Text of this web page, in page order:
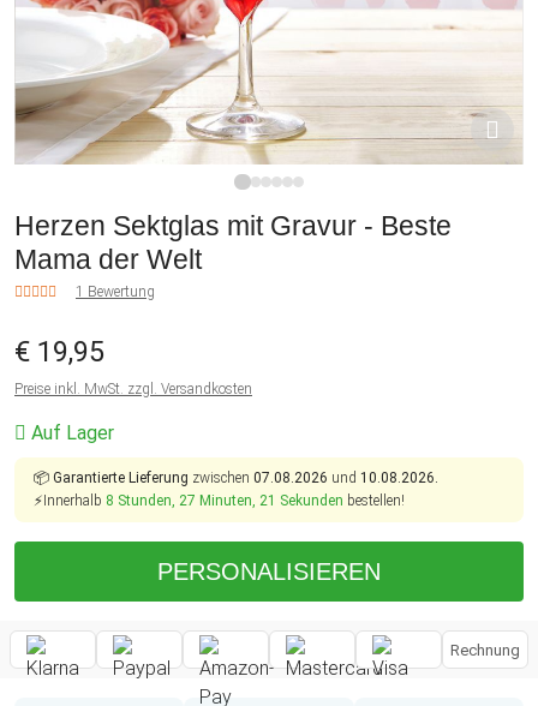
Herzen Sektglas mit Gravur - Beste
Mama der Welt
1 Bewertung
€ 19,95
Preise inkl. MwSt. zzgl. Versandkosten
Auf Lager
📦 Garantierte Lieferung zwischen 07.08.2026 und 10.08.2026.
⚡Innerhalb 8 Stunden, 27 Minuten, 20 Sekunden bestellen!
PERSONALISIEREN
Rechnung